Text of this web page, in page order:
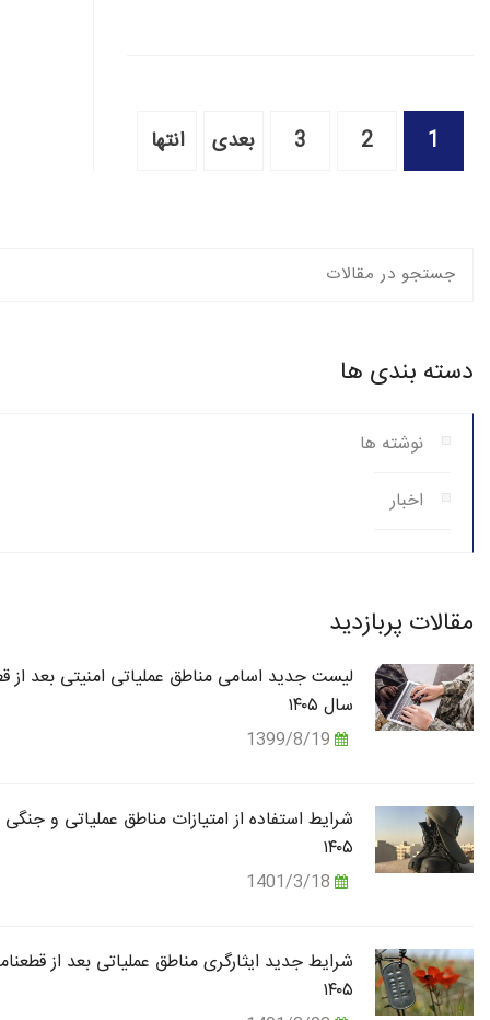
1
2
3 بعدی انتها
دسته بندی ها
نوشته ها
اخبار
مقالات پربازدید
لیست جدید اسامی مناطق عملیاتی امنیتی بعد از
سال ۱۴۰۵
شرایط استفاده از امتیازات مناطق عملیاتی و
۱۴۰۵
شرایط جدید ایثارگری مناطق عملیاتی بعد از
۱۴۰۵